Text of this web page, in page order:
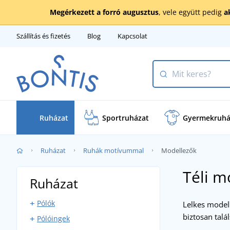
Megérkezett a forró augusztus, vele együtt pedig
Szállítás és fizetés Blog Kapcsolat
Ruházat Sportruházat
Ruházat Ruhák motívummal Modellezők
Téli
Lelkes
biztosan
Ruházat
Pólók
Rövid ujjú pólók
Pólóingek